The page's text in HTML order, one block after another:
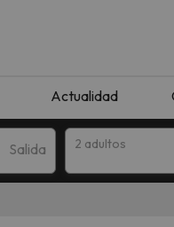
Actualidad
Salida 2 adultos